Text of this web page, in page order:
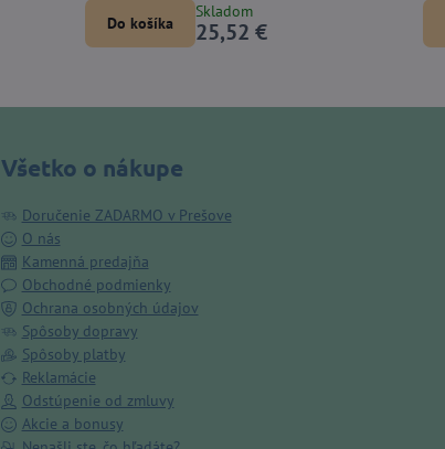
Do košíka
Skladom
25,52 €
Všetko o nákupe
Doručenie ZADARMO v Prešove
O nás
Kamenná predajňa
Obchodné podmienky
Ochrana osobných údajov
Spôsoby dopravy
Spôsoby platby
Reklamácie
Odstúpenie od zmluvy
Akcie a bonusy